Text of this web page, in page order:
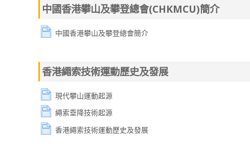
中國香港攀山及攀登總會(CHKMCU)簡介
中國香港攀山及攀登總會簡介
香港繩索技術運動歷史及發展
現代攀山運動起源
繩索垂降技術起源
香港繩索技術運動歷史及發展